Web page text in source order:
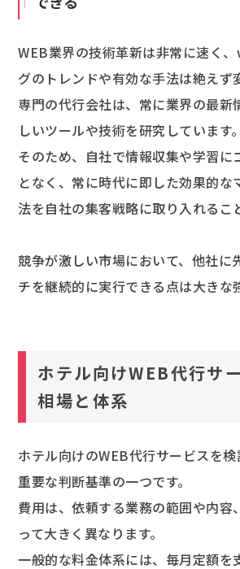
WEB業界の技術革新は非常に速く
グのトレンドや有効な手法は絶えず
専門の代行会社は、常に業界の最新
しいツールや技術を研究しています。
そのため、自社で情報収集や学習に
となく、常に時代に即した効果的な
法を自社の集客戦略に取り入れるこ
競争が激しい市場において、他社に
チを継続的に実行できる点は大きな
ホテル向けWEB代行サ
相場と体系
ホテル向けのWEB代行サービスを
重要な判断基準の一つです。
費用は、依頼する業務の範囲や内容
って大きく異なります。
一般的な料金体系には、毎月定額を